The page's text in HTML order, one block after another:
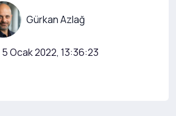
Gürkan Azlağ
5 Ocak 2022, 13:36:23